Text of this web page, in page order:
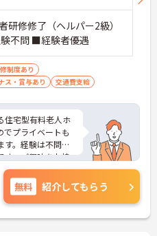
修修了（ヘルパー2級）
不問 ■経験者優遇
制度あり
ス・賞与あり 交通費支給
住宅型有料老人ホ
でプライベートも
す。経験は不問で
す。ご興味をお持
ださい。
無料 紹介してもらう